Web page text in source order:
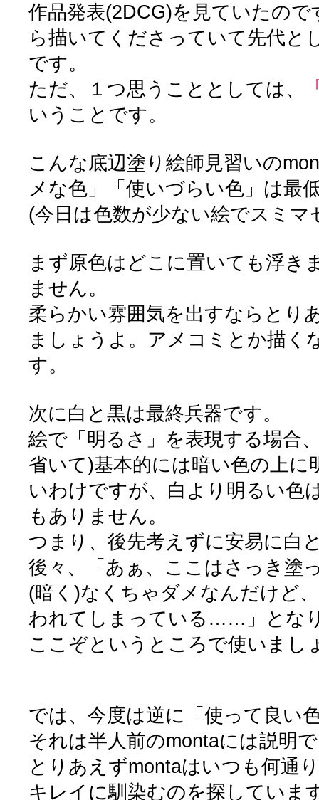
作品発表(2DCG)を見ていたの
ら描いてくださっていて先代と
です。
ただ、１つ思うこととしては、
いうことです。
こんな底辺塗り絵師見習いの
メな色」「使いづらい色」は最
(今日は色数が少ない絵でスミマ
まず原色はどこに置いても浮き
ません。
柔らかい雰囲気を出すならとり
ましょうよ。アメコミとか描く
す。
次に白と黒は最終兵器です。
絵で「明るさ」を表現する場合
省いて)基本的には暗い色の上に
いわけですが、白より明るい色
もありません。
つまり、後先考えずに安易に白
後々、「あぁ、ここはさっき塗
(暗く)なくちゃダメなんだけど
われてしまっている……」とな
ここぞというところで使いまし
では、今度は逆に「使って良い
それは半人前のmontaには説明
とりあえずmontaはいつも何通
キレイに馴染むのを探していま